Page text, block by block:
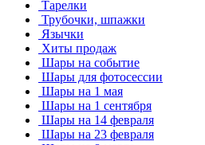
Тарелки
Трубочки, шпажки
Язычки
Хиты продаж
Шары на событие
Шары для фотосессии
Шары на 1 мая
Шары на 1 сентября
Шары на 14 февраля
Шары на 23 февраля